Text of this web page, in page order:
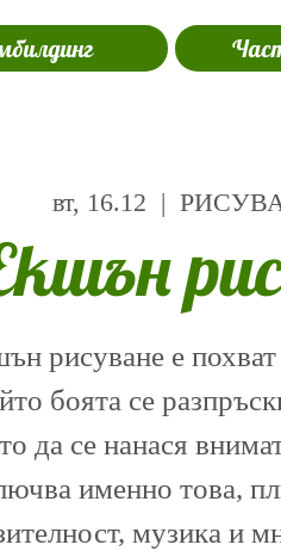
вт, 16.12
  |
рисуване е
боята се
да се нанася
именно това,
музика и